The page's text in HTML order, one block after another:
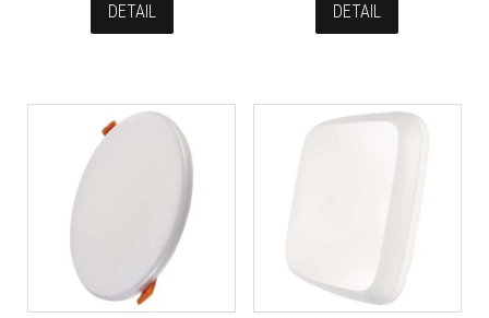
DETAIL DETAIL